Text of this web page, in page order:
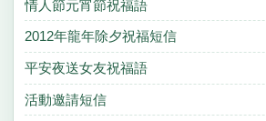
情人節元宵節祝福語
2012年龍年除夕祝福短信
平安夜送女友祝福語
活動邀請短信